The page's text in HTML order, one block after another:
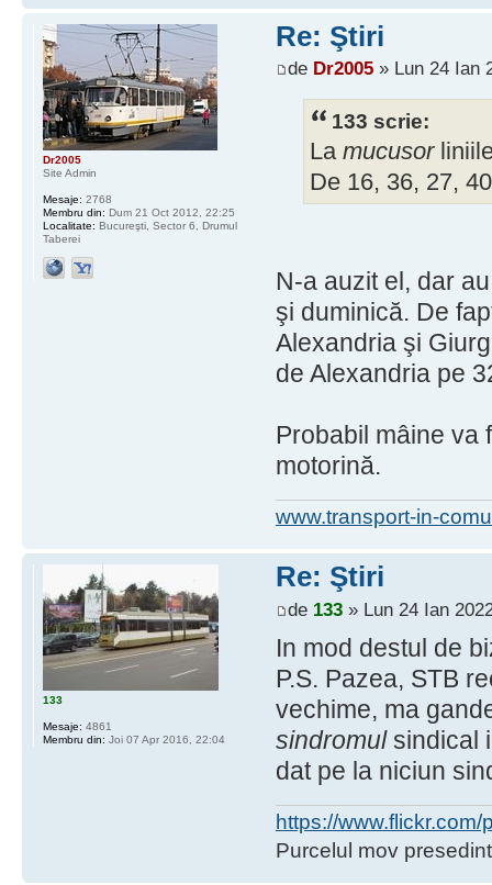
Re: Ştiri
de Dr2005» Lun 24 Ian
133 scrie:
La mucusor
De 16, 36, 27,
N-a auzit el, dar
şi duminică. De
Alexandria şi
de Alexandria pe
Probabil mâine va
motorină.
www.transport-in-
Dr2005
Site Admin
Mesaje: 2768
Membru din: Dum 21 Oct 2012, 22:25
Localitate: Bucureşti, Sector 6, Drumul
Taberei
Re: Ştiri
de 133» Lun 24 Ian
In mod destul de
P.S. Pazea, STB
vechime, ma
sindromulsindical
dat pe la niciun
https://
Purcelul mov
133
Mesaje: 4861
Membru din: Joi 07 Apr 2016, 22:04